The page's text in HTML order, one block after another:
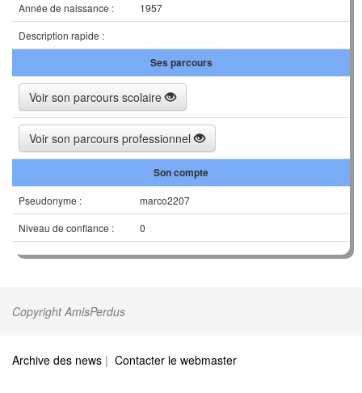
Année de naissance :
1957
Description rapide :
Ses parcours
Voir son parcours scolaire
Voir son parcours professionnel
Son compte
Pseudonyme :
marco2207
Niveau de confiance :
0
Copyright AmisPerdus
Archive des news | Contacter le webmaster